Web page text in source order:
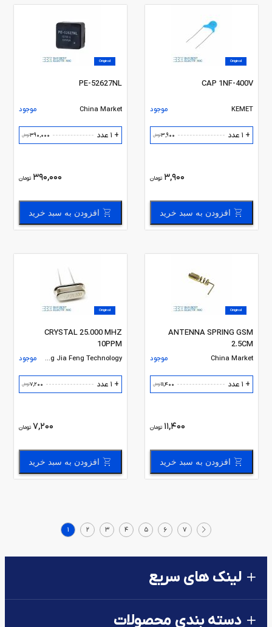
Original
CAP 1NF-400V
KEMET موجود
+ 1 عدد 3,900تومان
3,900 تومان
افزودن به سبد خرید
Original
PE-52627NL
China Market موجود
+ 1 عدد 390,000تومان
390,000 تومان
افزودن به سبد خرید
Original
ANTENNA SPRING GSM
2.5CM
China Market موجود
+ 1 عدد 11,400تومان
11,400 تومان
افزودن به سبد خرید
Original
CRYSTAL 25.000 MHZ
10PPM
Yong Jia Feng Technology موجود
+ 1 عدد 7,200تومان
7,200 تومان
افزودن به سبد خرید
1 2 3 4 5 6 7
لینک های سریع
دسته بندی محصولات